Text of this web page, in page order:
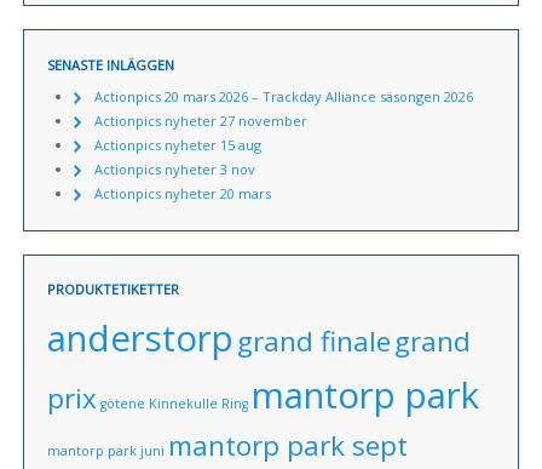
SENASTE INLÄGGEN
Actionpics 20 mars 2026 – Trackday Alliance säsongen 2026
Actionpics nyheter 27 november
Actionpics nyheter 15 aug
Actionpics nyheter 3 nov
Actionpics nyheter 20 mars
PRODUKTETIKETTER
anderstorpgrand finalegrand
prix götene Kinnekulle Ring mantorp park
mantorp park juni mantorp park sept